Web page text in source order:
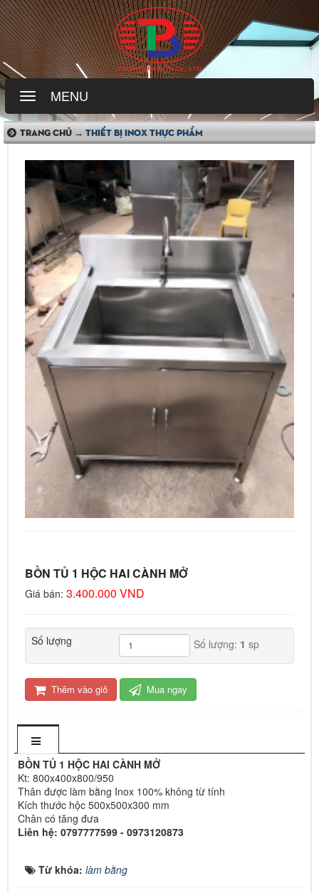
MENU
TRANG CHỦ → THIẾT BỊ INOX THỰC PHẨM
BỒN TỦ 1 HỘC HAI CÀNH MỞ
Giá bán: 3.400.000 VND
Số lượng Số lượng: 1 sp
Thêm vào giỏ Mua ngay
BỒN TỦ 1 HỘC HAI CÀNH MỞ
Kt: 800x400x800/950
Thân được làm bằng Inox 100% không từ tính
Kích thước hộc 500x500x300 mm
Chân có tăng đưa
Liên hệ: 0797777599 - 0973120873
Từ khóa: làm bằng